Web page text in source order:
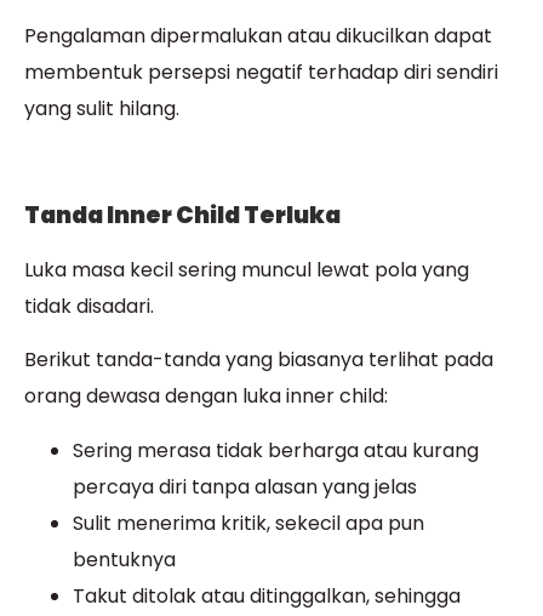
Pengalaman dipermalukan atau dikucilkan dapat
membentuk persepsi negatif terhadap diri sendiri
yang sulit hilang.
Tanda Inner Child Terluka
Luka masa kecil sering muncul lewat pola yang
tidak disadari.
Berikut tanda-tanda yang biasanya terlihat pada
orang dewasa dengan luka inner child:
Sering merasa tidak berharga atau kurang
percaya diri tanpa alasan yang jelas
Sulit menerima kritik, sekecil apa pun
bentuknya
Takut ditolak atau ditinggalkan, sehingga